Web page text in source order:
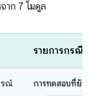
าก 7 โมดูล
รายการกรณี
รณ์
การทดสอบที่ย้า